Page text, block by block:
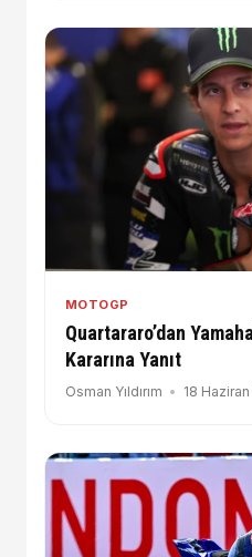
MOTOGP
Quartararo’dan
Kararına Yanıt
Osman Yıldırım 18